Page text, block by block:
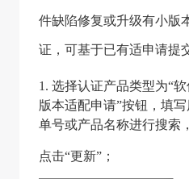
件缺陷修复或升级有小版
证，可基于已有适申请提
1. 选择认证产品类型为“
版本适配申请”按钮，填
单号或产品名称进行搜索
点击“更新”；